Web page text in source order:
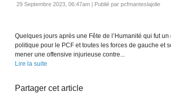
29 Septembre 2023, 06:47am | Publié par pcfmanteslajolie
Quelques jours après une Fête de l’Humanité qui fut
politique pour le PCF et toutes les forces de gauche et
mener une offensive injurieuse contre...
Lire la suite
Partager cet article